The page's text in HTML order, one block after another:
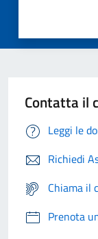
Contatta il
Leggi le
Richiedi
Chiama il
Prenota